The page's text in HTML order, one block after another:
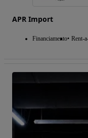
APR Import
Financiamento Rent-